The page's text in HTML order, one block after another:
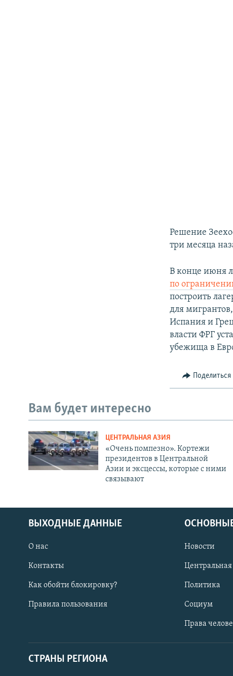
Решение
три месяца
В конце июня
по
построить
для
Испания и
власти ФРГ
убежища в
Поделиться
Вам будет интересно
ЦЕНТРАЛЬНАЯ АЗИЯ
«Очень помпезно». Кортежи
президентов в Центральной
Азии и эксцессы, которые с ними
связывают
ВЫХОДНЫЕ ДАННЫЕ
О нас
Контакты
Как обойти блокировку?
Правила пользования
Новости
Политика
Социум
Права
СТРАНЫ РЕГИОНА